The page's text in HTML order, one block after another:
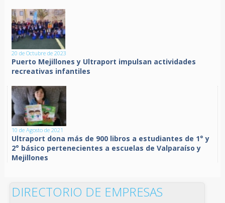
20 de Octubre de 2023
Puerto Mejillones y Ultraport impulsan actividades
recreativas infantiles
10 de Agosto de 2021
Ultraport dona más de 900 libros a estudiantes de 1° y
2° básico pertenecientes a escuelas de Valparaíso y
Mejillones
DIRECTORIO DE EMPRESAS